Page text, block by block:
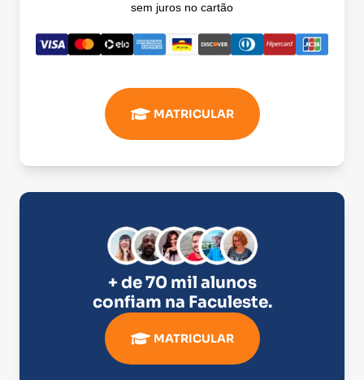
sem juros no cartão
MATRICULAR
+ de 70 mil alunos
confiam na Faculeste.
MATRICULAR